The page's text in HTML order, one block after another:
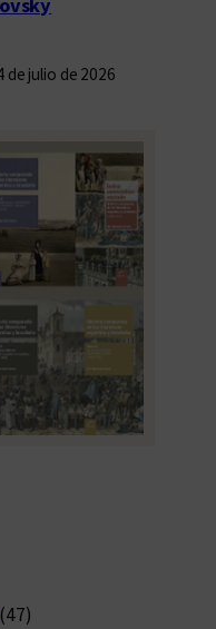
de julio de 2026
(47)